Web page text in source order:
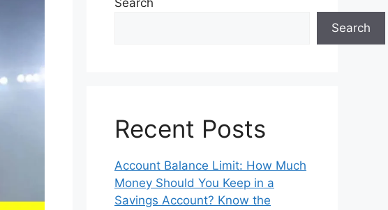
Search
Search
Recent Posts
Account Balance Limit: How Much
Money Should You Keep in a
Savings Account? Know the